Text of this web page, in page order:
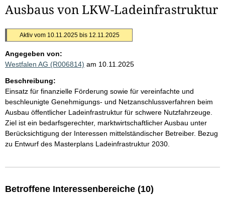
Ausbaus von LKW-Ladeinfrastruktur
Aktiv vom 10.11.2025 bis 12.11.2025
Angegeben von:
Westfalen AG (R006814) am 10.11.2025
Beschreibung:
Einsatz für finanzielle Förderung sowie für vereinfachte und
beschleunigte Genehmigungs- und Netzanschlussverfahren beim
Ausbau öffentlicher Ladeinfrastruktur für schwere Nutzfahrzeuge.
Ziel ist ein bedarfsgerechter, marktwirtschaftlicher Ausbau unter
Berücksichtigung der Interessen mittelständischer Betreiber. Bezug
zu Entwurf des Masterplans Ladeinfrastruktur 2030.
Betroffene Interessenbereiche (10)